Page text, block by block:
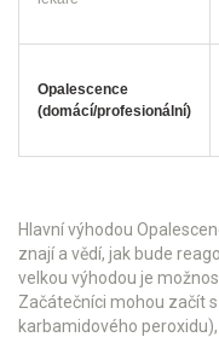
Opalescence
(domácí/profesionální)
Hlavní výhodou
znají a vědí, jak bude
velkou výhodou je
Začátečníci mohou začít
karbamidového